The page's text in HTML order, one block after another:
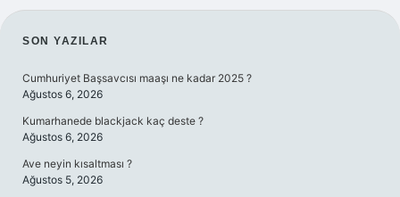
SIDEBAR
SON YAZILAR
Cumhuriyet Başsavcısı maaşı ne kadar 2025 ?
Ağustos 6, 2026
Kumarhanede blackjack kaç deste ?
Ağustos 6, 2026
Ave neyin kısaltması ?
Ağustos 5, 2026